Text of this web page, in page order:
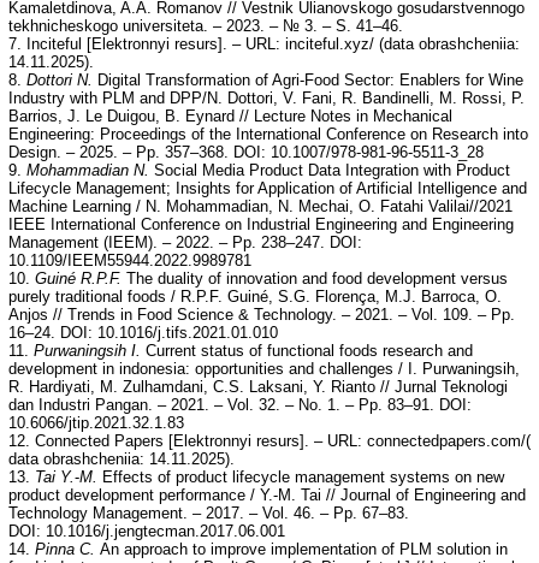
Kamaletdinova, A.A. Romanov // Vestnik Ulianovskogo gosudarstvennogo
tekhnicheskogo universiteta. – 2023. – № 3. – S. 41–46.
7. Inciteful [Elektronnyi resurs]. – URL: inciteful.xyz/ (data obrashcheniia:
14.11.2025).
8. Dottori N. Digital Transformation of Agri-Food Sector: Enablers for Wine
Industry with PLM and DPP/N. Dottori, V. Fani, R. Bandinelli, M. Rossi, P.
Barrios, J. Le Duigou, B. Eynard // Lecture Notes in Mechanical
Engineering: Proceedings of the International Conference on Research into
Design. – 2025. – Pp. 357–368. DOI: 10.1007/978-981-96-5511-3_28
9. Mohammadian N. Social Media Product Data Integration with Product
Lifecycle Management; Insights for Application of Artificial Intelligence and
Machine Learning / N. Mohammadian, N. Mechai, O. Fatahi Valilai//2021
IEEE International Conference on Industrial Engineering and Engineering
Management (IEEM). – 2022. – Pp. 238–247. DOI:
10.1109/IEEM55944.2022.9989781
10. Guiné R.P.F. The duality of innovation and food development versus
purely traditional foods / R.P.F. Guiné, S.G. Florença, M.J. Barroca, O.
Anjos // Trends in Food Science & Technology. – 2021. – Vol. 109. – Pp.
16–24. DOI: 10.1016/j.tifs.2021.01.010
11. Purwaningsih I. Current status of functional foods research and
development in indonesia: opportunities and challenges / I. Purwaningsih,
R. Hardiyati, M. Zulhamdani, C.S. Laksani, Y. Rianto // Jurnal Teknologi
dan Industri Pangan. – 2021. – Vol. 32. – No. 1. – Pp. 83–91. DOI:
10.6066/jtip.2021.32.1.83
12. Connected Papers [Elektronnyi resurs]. – URL: connectedpapers.com/(
data obrashcheniia: 14.11.2025).
13. Tai Y.-M. Effects of product lifecycle management systems on new
product development performance / Y.-M. Tai // Journal of Engineering and
Technology Management. – 2017. – Vol. 46. – Pp. 67–83.
DOI: 10.1016/j.jengtecman.2017.06.001
14. Pinna C. An approach to improve implementation of PLM solution in